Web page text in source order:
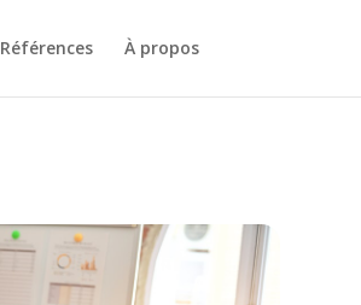
Références À propos